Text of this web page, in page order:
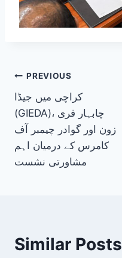
Post
navigation
PREVIOUS
کراچی میں جیڈا
(GIEDA)، چابہار فری
زون اور گوادر چیمبر آف
کامرس کے درمیان اہم
مشاورتی نشست
Similar Posts